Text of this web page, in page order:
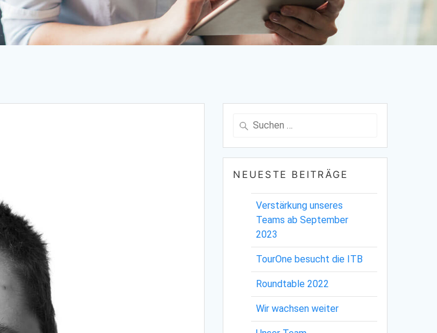
Suche
NEUESTE BEITRÄGE
Verstärkung unseres
Teams ab September
2023
TourOne besucht die ITB
Roundtable 2022
Wir wachsen weiter